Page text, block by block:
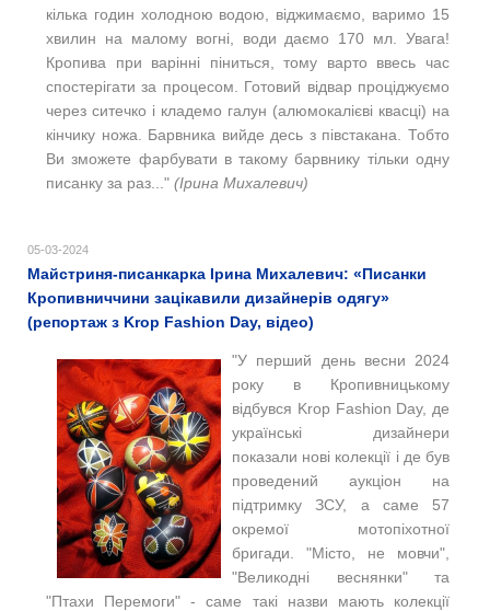
кілька годин холодною водою, віджимаємо, варимо 15
хвилин на малому вогні, води даємо 170 мл. Увага!
Кропива при варінні піниться, тому варто ввесь час
спостерігати за процесом. Готовий відвар проціджуємо
через ситечко і кладемо галун (алюмокалієві квасці) на
кінчику ножа. Барвника вийде десь з півстакана. Тобто
Ви зможете фарбувати в такому барвнику тільки одну
писанку за раз..." (Ірина Михалевич)
05-03-2024
Майстриня-писанкарка Ірина Михалевич: «Писанки
Кропивниччини зацікавили дизайнерів одягу»
(репортаж з Krop Fashion Day, відео)
"У перший день весни 2024
року в Кропивницькому
відбувся Krop Fashion Day, де
українські дизайнери
показали нові колекції і де був
проведений аукціон на
підтримку ЗСУ, а саме 57
окремої мотопіхотної
бригади. "Місто, не мовчи",
"Великодні веснянки" та
"Птахи Перемоги" - саме такі назви мають колекції